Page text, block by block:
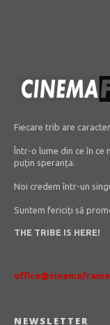
Fiecare trib are
Într-o lume din ce în ce
puțin speranța.
Noi credem într-un
Suntem fericiți să
THE TRIBE IS HERE!
NEWSLETTER